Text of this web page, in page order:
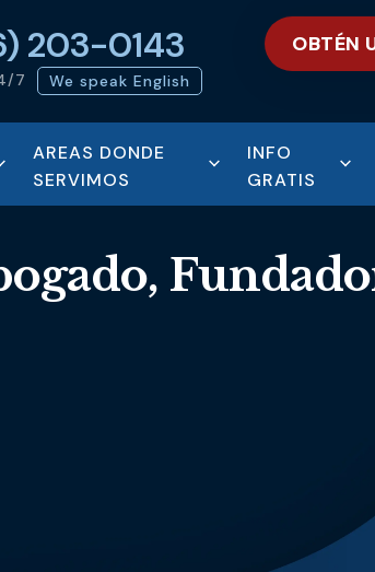
203-0143
7 We speak English
OBTÉN
AREAS DONDE
SERVIMOS
INFO
GRATIS